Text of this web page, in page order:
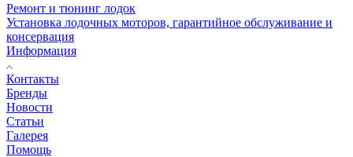
Ремонт и тюнинг лодок
Установка лодочных моторов, гарантийное обслуживание и
консервация
Информация
Контакты
Бренды
Новости
Статьи
Галерея
Помощь